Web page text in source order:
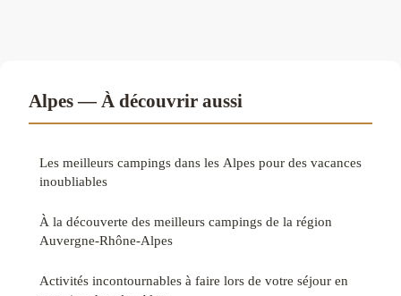
Alpes — À découvrir aussi
Les meilleurs campings dans les Alpes pour des vacances
inoubliables
À la découverte des meilleurs campings de la région
Auvergne-Rhône-Alpes
Activités incontournables à faire lors de votre séjour en